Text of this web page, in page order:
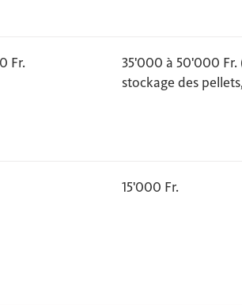
Fr.
35'000 à 50'000
stockage des
15'000 Fr.